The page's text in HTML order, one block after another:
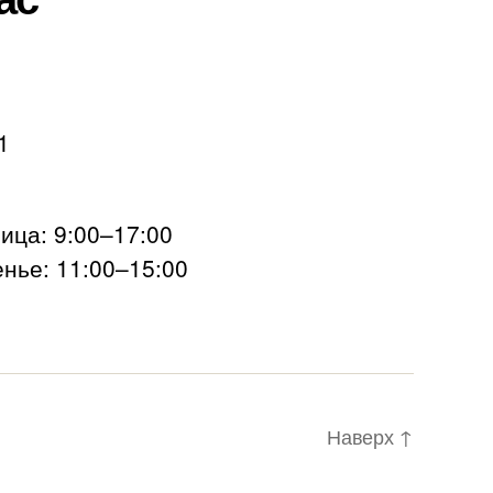
9:00–17:00
11:00–15:00
Наверх ↑